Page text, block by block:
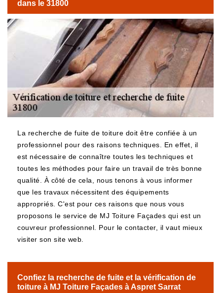
dans le 31800
La recherche de fuite de toiture doit être confiée à un
professionnel pour des raisons techniques. En effet, il
est nécessaire de connaître toutes les techniques et
toutes les méthodes pour faire un travail de très bonne
qualité. À côté de cela, nous tenons à vous informer
que les travaux nécessitent des équipements
appropriés. C'est pour ces raisons que nous vous
proposons le service de MJ Toiture Façades qui est un
couvreur professionnel. Pour le contacter, il vaut mieux
visiter son site web.
Confiez la recherche de fuite et la vérification de
toiture à MJ Toiture Façades à Aspret Sarrat